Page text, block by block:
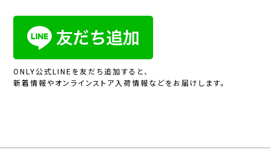
ONLY公式LINEを友だち追加すると、
新着情報やオンラインストア入荷情報などをお届けします。